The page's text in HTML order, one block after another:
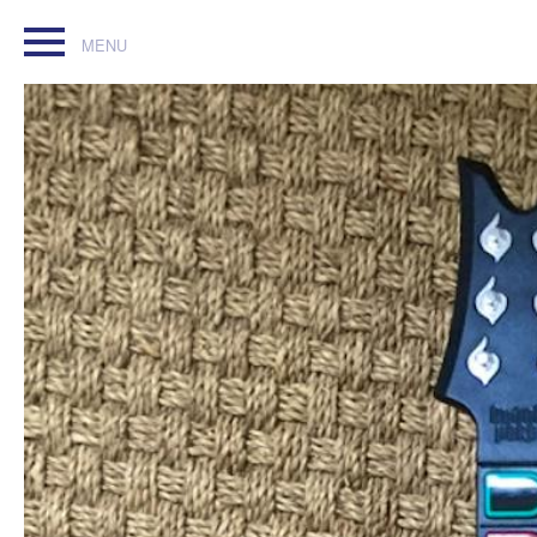
Jeu #GuitarHero avec Guitare ! #PS3 #console #playstation